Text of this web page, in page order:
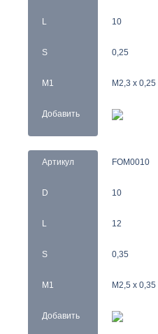
L
S
M1
Добавить
10
0,25
M2,3 x 0,25
Артикул
D
L
S
M1
Добавить
FOM0010
10
12
0,35
M2,5 x 0,35